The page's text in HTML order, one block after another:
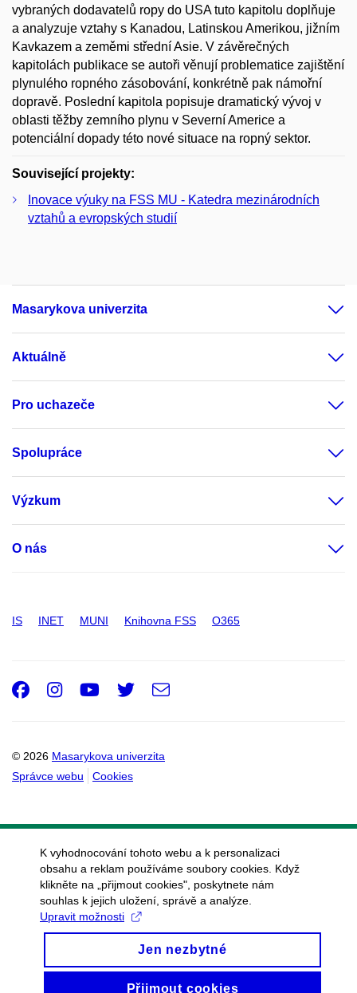
vybraných dodavatelů ropy do USA tuto kapitolu doplňuje
a analyzuje vztahy s Kanadou, Latinskou Amerikou, jižním
Kavkazem a zeměmi střední Asie. V závěrečných
kapitolách publikace se autoři věnují problematice zajištění
plynulého ropného zásobování, konkrétně pak námořní
dopravě. Poslední kapitola popisuje dramatický vývoj v
oblasti těžby zemního plynu v Severní Americe a
potenciální dopady této nové situace na ropný sektor.
Související projekty:
Inovace výuky na FSS MU - Katedra mezinárodních
vztahů a evropských studií
Masarykova univerzita
Aktuálně
Pro uchazeče
Spolupráce
Výzkum
O nás
IS INET MUNI Knihovna FSS O365
© 2026 Masarykova univerzita
Správce webu
Cookies
Facebook
Instagram
Youtube
Twitter
e-
K vyhodnocování tohoto webu a k personalizaci
obsahu a reklam používáme soubory cookies. Když
klikněte na „přijmout cookies", poskytnete nám
souhlas k jejich uložení, správě a analýze.
Upravit možnosti
Jen nezbytné
Přijmout cookies